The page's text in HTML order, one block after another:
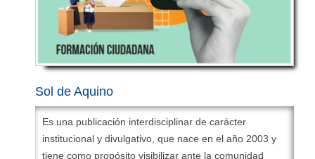
Editora Asociada:Mg. Diana Rocío Andrade Salcedo
Sol de Aquino
Es una publicación interdisciplinar de carácter
institucional y divulgativo, que nace en el año 2003 y
tiene como propósito visibilizar ante la comunidad